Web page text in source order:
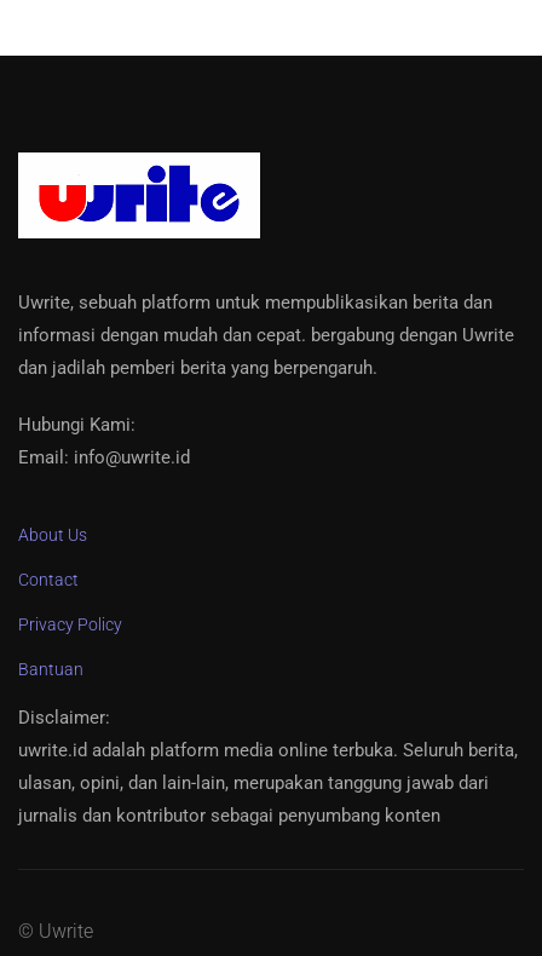
Uwrite, sebuah platform untuk mempublikasikan berita dan
informasi dengan mudah dan cepat. bergabung dengan Uwrite
dan jadilah pemberi berita yang berpengaruh.
Hubungi Kami:
Email: info@uwrite.id
About Us
Contact
Privacy Policy
Bantuan
Disclaimer:
uwrite.id adalah platform media online terbuka. Seluruh berita,
ulasan, opini, dan lain-lain, merupakan tanggung jawab dari
jurnalis dan kontributor sebagai penyumbang konten
© Uwrite